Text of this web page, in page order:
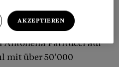
verrückt», schreibt die
Antonella Patitucci auf
über 50’000
AKZEPTIEREN